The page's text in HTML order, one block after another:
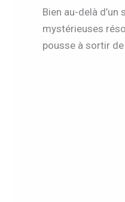
Bien au-delà
mystérieuses
pousse à sortir